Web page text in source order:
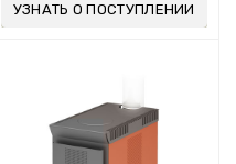
УЗНАТЬ О ПОСТУПЛЕНИИ